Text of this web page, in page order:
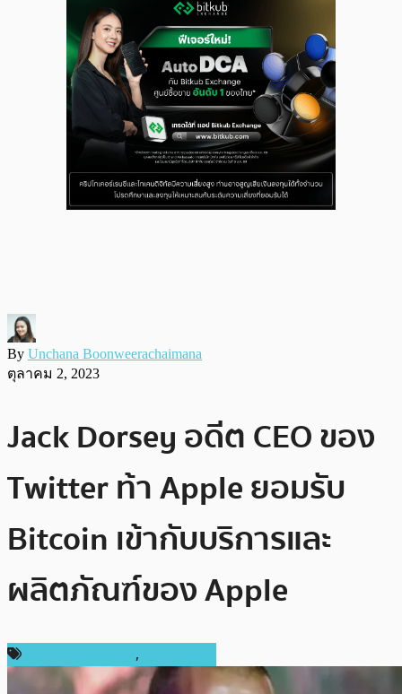
By Unchana Boonweerachaimana
ตุลาคม 2, 2023
Jack Dorsey อดีต CEO ของ
Twitter ท้า Apple ยอมรับ
Bitcoin เข้ากับบริการและ
ผลิตภัณฑ์ของ Apple
,